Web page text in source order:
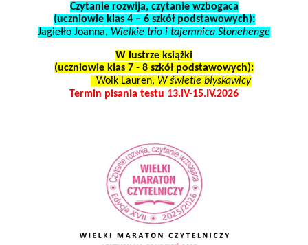
Czytanie rozwija, czytanie wzbogaca
(uczniowie klas 4 – 6 szkół podstawowych):
Jagiełło Joanna, Wielkie trio i tajemnica Stonehenge
W lustrze książki
(uczniowie klas 7 - 8 szkół podstawowych):
Wolk Lauren, W świetle błyskawicy
Termin pisania testu 13.IV-15.IV.2026